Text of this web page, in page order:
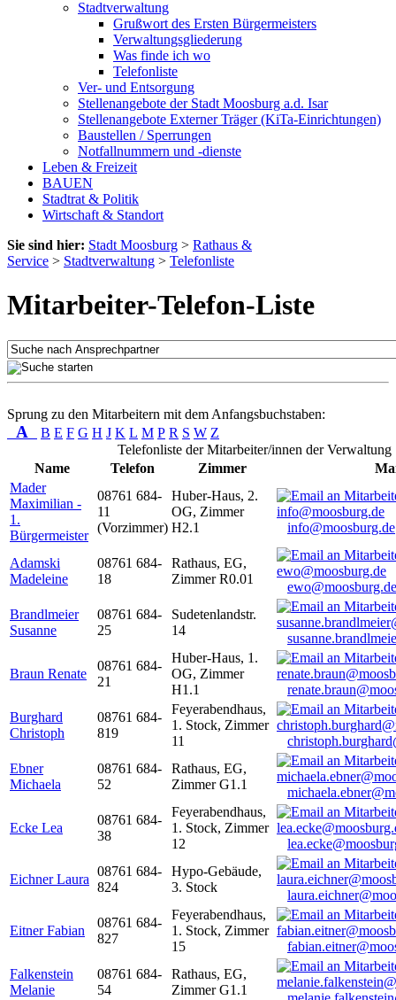
Stadtverwaltung
Grußwort des Ersten Bürgermeisters
Verwaltungsgliederung
Was finde ich wo
Telefonliste
Ver- und Entsorgung
Stellenangebote der Stadt Moosburg a.d. Isar
Stellenangebote Externer Träger (KiTa-Einrichtungen)
Baustellen / Sperrungen
Notfallnummern und -dienste
Leben & Freizeit
BAUEN
Stadtrat & Politik
Wirtschaft & Standort
Sie sind hier: Stadt Moosburg > Rathaus &
Service > Stadtverwaltung > Telefonliste
Mitarbeiter-Telefon-Liste
Sprung zu den Mitarbeitern mit dem Anfangsbuchstaben:
A B E F G H J K L M P R S W Z
Telefonliste der Mitarbeiter/innen der Verwaltung
Name
Telefon Zimmer
Mader
Maximilian -
1.
Bürgermeister
08761 684-
11
(Vorzimmer)
Huber-Haus, 2.
OG, Zimmer
H2.1
info@moosburg.de
Adamski
Madeleine
08761 684-
18
Rathaus, EG,
Zimmer R0.01
ewo@moosburg.de
Brandlmeier
Susanne
08761 684-
25
Sudetenlandstr.
14
Braun Renate
08761 684-
21
Huber-Haus, 1.
OG, Zimmer
H1.1
Burghard
Christoph
08761 684-
819
Feyerabendhaus,
1. Stock, Zimmer
11
Ebner
Michaela
08761 684-
52
Rathaus, EG,
Zimmer G1.1
Ecke Lea
08761 684-
38
Feyerabendhaus,
1. Stock, Zimmer
12
Eichner Laura
08761 684-
824
Hypo-Gebäude,
3. Stock
Eitner Fabian
08761 684-
827
Feyerabendhaus,
1. Stock, Zimmer
15
Falkenstein
Melanie
08761 684-
54
Rathaus, EG,
Zimmer G1.1